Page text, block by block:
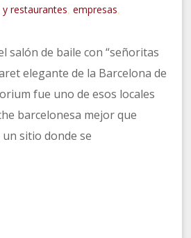
y restaurantes ,empresas
salón de baile con “señoritas
elegante de la Barcelona de
fue uno de esos locales
barcelonesa mejor que
sitio donde se